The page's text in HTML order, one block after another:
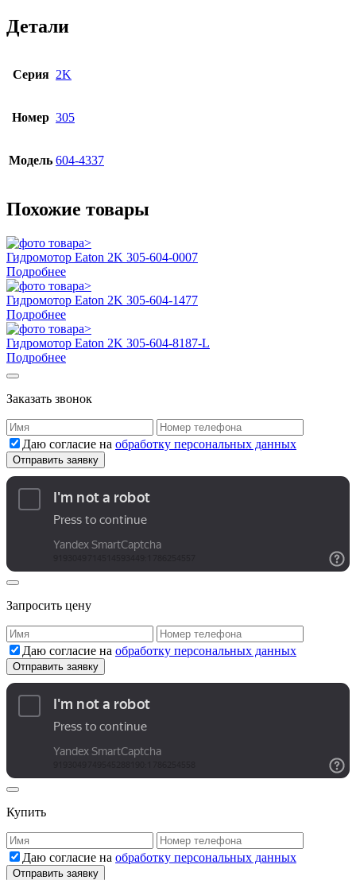
Детали
Серия 2K
Номер 305
Модель 604-4337
Похожие товары
Гидромотор Eaton 2K 305-604-0007
Подробнее
Гидромотор Eaton 2K 305-604-1477
Подробнее
Гидромотор Eaton 2K 305-604-8187-L
Подробнее
Заказать звонок
Даю согласие на обработку персональных данных
Запросить цену
Даю согласие на обработку персональных данных
Купить
Даю согласие на обработку персональных данных